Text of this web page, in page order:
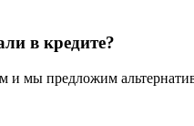
в кредите?
и мы предложим